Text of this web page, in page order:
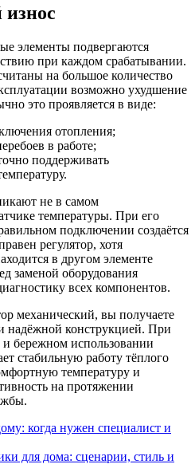
элементы подвергаются
при каждом срабатывании.
на большое количество
возможно ухудшение
это проявляется в виде:
отопления;
в работе;
поддерживать
не в самом
температуры. При его
подключении создаётся
регулятор, хотя
в другом элементе
заменой оборудования
всех компонентов.
механический, вы получаете
надёжной конструкцией. При
бережном использовании
стабильную работу тёплого
температуру и
на протяжении
когда нужен специалист и
для дома: сценарии, стиль и